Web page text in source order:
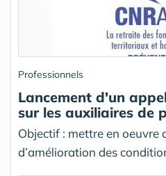
Professionnels
Lancement d'un
sur les auxiliaires de
Objectif : mettre en oeuvre
d’amélioration des